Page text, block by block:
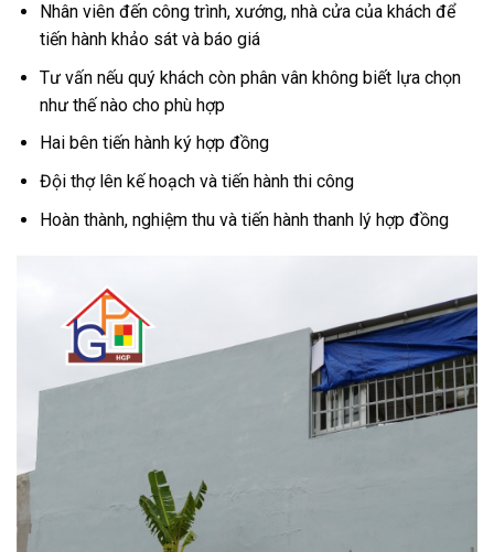
Nhân viên đến công trình, xướng, nhà cửa của khách để
tiến hành khảo sát và báo giá
Tư vấn nếu quý khách còn phân vân không biết lựa chọn
như thế nào cho phù hợp
Hai bên tiến hành ký hợp đồng
Đội thợ lên kế hoạch và tiến hành thi công
Hoàn thành, nghiệm thu và tiến hành thanh lý hợp đồng